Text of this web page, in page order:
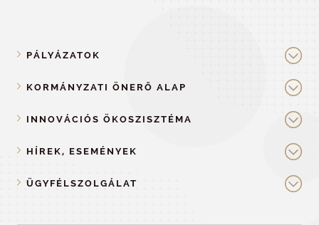
PÁLYÁZATOK
KORMÁNYZATI ÖNERŐ ALAP
INNOVÁCIÓS ÖKOSZISZTÉMA
HÍREK, ESEMÉNYEK
ÜGYFÉLSZOLGÁLAT